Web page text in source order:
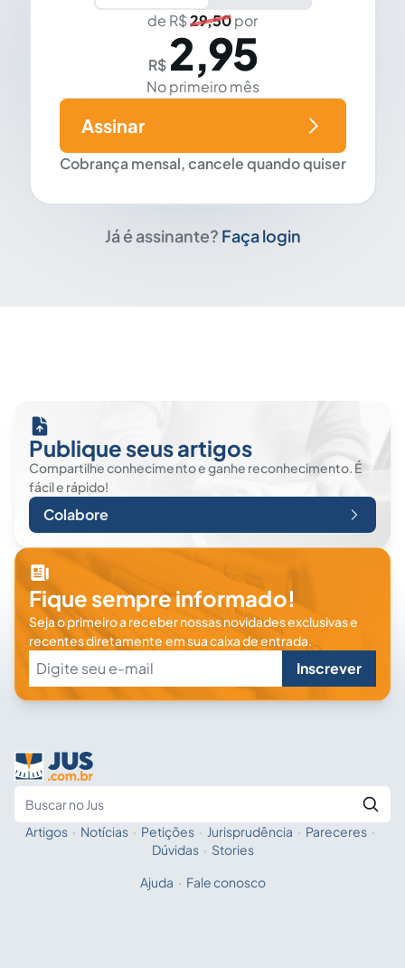
de R$29,50por
R$ 2,95
No primeiro mês
Cobrança mensal, cancele quando quiser
Assinar
Já é assinante? Faça login
Publique seus artigos
Compartilhe conhecimento e ganhe reconhecimento. É
fácil e rápido!
Colabore
Fique sempre informado!
Seja o primeiro a receber nossas novidades exclusivas e
recentes diretamente em sua caixa de entrada.
Inscrever
Fale com a IA
Artigos · Notícias · Petições · Jurisprudência · Pareceres ·
Dúvidas · Stories
Ajuda · Fale conosco